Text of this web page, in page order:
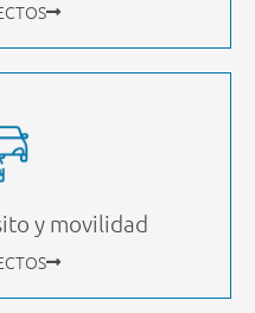
y movilidad